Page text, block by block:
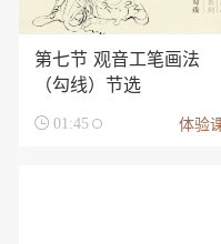
第七节 观音工笔画法
（勾线）节选
 01:45 体验